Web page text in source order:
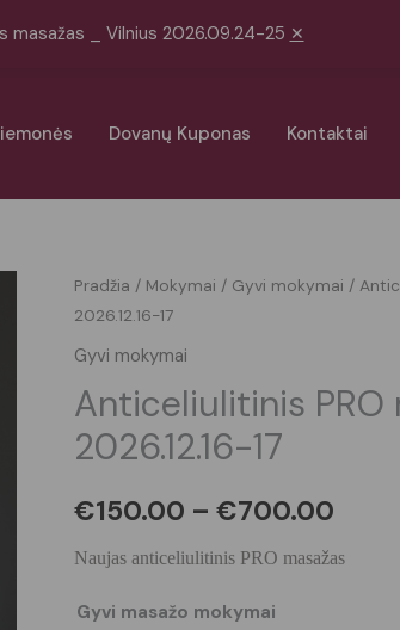
masažas _ Vilnius 2026.09.24-25
Dovanų Kuponas Kontaktai
Pradžia / Mokymai / Gyvi mokymai /
2026.12.16-17
Gyvi mokymai
Anticeliulitinis PRO
2026.12.16-17
€150.00 – €700.00
Price
Naujas anticeliulitinis PRO masažas
Gyvi masažo mokymai
produkto
kiekis:
Anticeliulitinis
masažas
_
2026.12.16-